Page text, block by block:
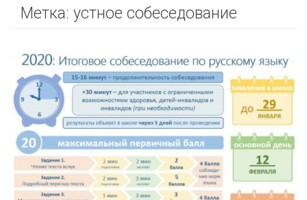
Метка: устное собеседование